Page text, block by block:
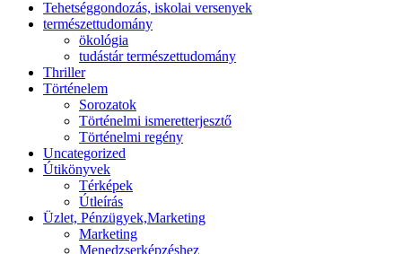
Tehetséggondozás, iskolai versenyek
természettudomány
ökológia
tudástár természettudomány
Thriller
Történelem
Sorozatok
Történelmi ismeretterjesztő
Történelmi regény
Uncategorized
Útikönyvek
Térképek
Útleírás
Üzlet, Pénzügyek,Marketing
Marketing
Menedzserképzéshez